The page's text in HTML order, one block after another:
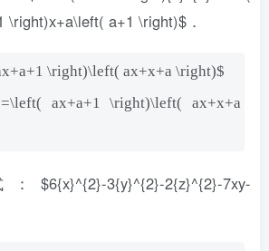
\right)x+a\left( a+1 \right)$．
\right)\left( ax+x+a \right)$
ax+a+1 \right)\left( ax+x+a
3{y}^{2}-2{z}^{2}-7xy-